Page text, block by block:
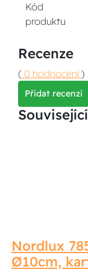
Kód
produktu
Recenze
( 0 hodnocení )
Přidat recenzi
Nordlux
Ø10cm,